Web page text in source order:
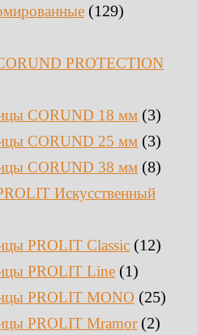
(129)
PROTECTION
CORUND 18 мм (3)
CORUND 25 мм (3)
CORUND 38 мм (8)
Искусственный
PROLIT Classic (12)
PROLIT Line (1)
PROLIT MONO (25)
PROLIT Mramor (2)